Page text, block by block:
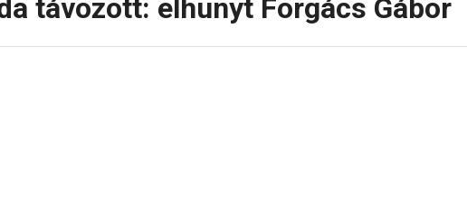
távozott: elhunyt Forgács Gábor